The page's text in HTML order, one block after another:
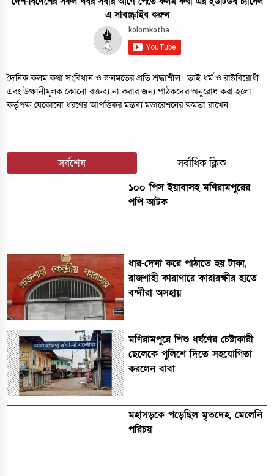
এ সাবস্ক্রাইব করুন
দৈনিক কলম কথা সংবিধান ও জনমতের প্রতি শ্রদ্ধাশীল। তাই ধর্ম ও রাষ্ট্রবিরোধী
এবং উষ্কানীমূলক কোনো বক্তব্য না করার জন্য পাঠকদের অনুরোধ করা হলো।
কর্তৃপক্ষ যেকোনো ধরণের আপত্তিকর মন্তব্য মডারেশনের ক্ষমতা রাখেন।
সর্বশেষ সর্বাধিক ক্লিক
১০০ পিস ইয়াবাসহ মণিরামপুরের
পপি আটক
ধার-দেনা করে পাঠাতে হয় টাকা,
রাজশাহী কারাগারে কারারক্ষীর হাতে
বন্দীরা অসহায়
মণিরামপুরে শিশু ধর্ষণের চেষ্টাকারী
ছেলেকে পুলিশে দিতে সহযোগিতা
করলেন বাবা
মহাসড়কে পড়েছিল মৃতদেহ, মেলেনি
পরিচয়